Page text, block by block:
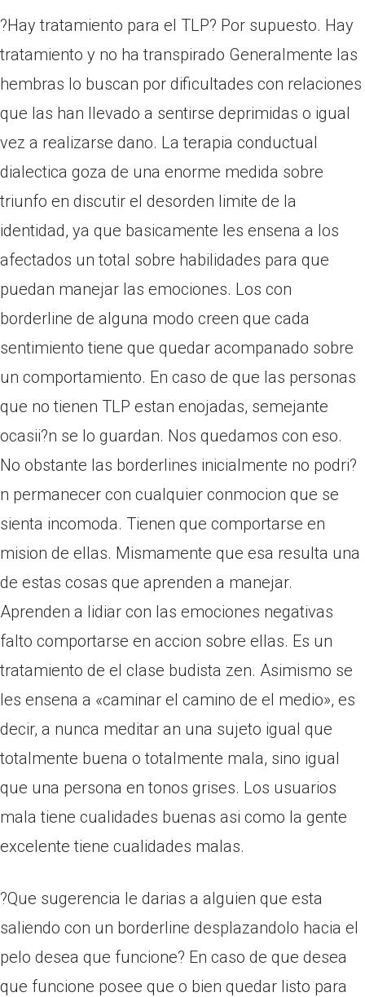
?Hay tratamiento para el TLP? Por supuesto. Hay
tratamiento y no ha transpirado Generalmente las
hembras lo buscan por dificultades con relaciones
que las han llevado a sentirse deprimidas o igual
vez a realizarse dano. La terapia conductual
dialectica goza de una enorme medida sobre
triunfo en discutir el desorden limite de la
identidad, ya que basicamente les ensena a los
afectados un total sobre habilidades para que
puedan manejar las emociones. Los con
borderline de alguna modo creen que cada
sentimiento tiene que quedar acompanado sobre
un comportamiento. En caso de que las personas
que no tienen TLP estan enojadas, semejante
ocasii?n se lo guardan. Nos quedamos con eso.
No obstante las borderlines inicialmente no podri?
n permanecer con cualquier conmocion que se
sienta incomoda. Tienen que comportarse en
mision de ellas. Mismamente que esa resulta una
de estas cosas que aprenden a manejar.
Aprenden a lidiar con las emociones negativas
falto comportarse en accion sobre ellas. Es un
tratamiento de el clase budista zen. Asimismo se
les ensena a «caminar el camino de el medio», es
decir, a nunca meditar an una sujeto igual que
totalmente buena o totalmente mala, sino igual
que una persona en tonos grises. Los usuarios
mala tiene cualidades buenas asi­ como la gente
excelente tiene cualidades malas.
?Que sugerencia le darias a alguien que esta
saliendo con un borderline desplazandolo hacia el
pelo desea que funcione? En caso de que desea
que funcione posee que o bien quedar listo para